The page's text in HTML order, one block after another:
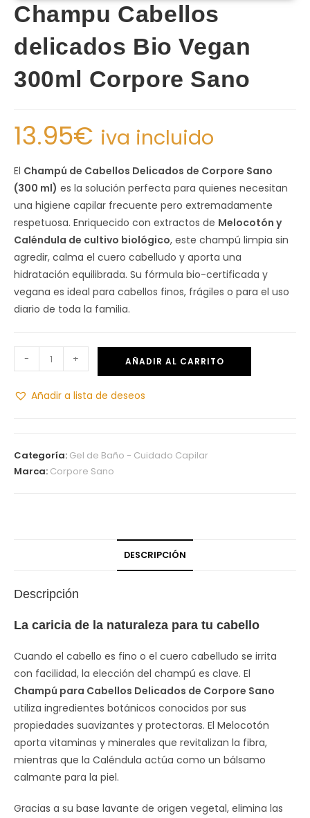
Champu Cabellos
delicados Bio Vegan
300ml Corpore Sano
13.95€ iva incluido
El Champú de Cabellos Delicados de Corpore Sano
(300 ml) es la solución perfecta para quienes necesitan
una higiene capilar frecuente pero extremadamente
respetuosa. Enriquecido con extractos de Melocotón y
Caléndula de cultivo biológico, este champú limpia sin
agredir, calma el cuero cabelludo y aporta una
hidratación equilibrada. Su fórmula bio-certificada y
vegana es ideal para cabellos finos, frágiles o para el uso
diario de toda la familia.
- + AÑADIR AL CARRITO
Añadir a lista de deseos
Categoría: Gel de Baño - Cuidado Capilar
Marca: Corpore Sano
DESCRIPCIÓN
Descripción
La caricia de la naturaleza para tu cabello
Cuando el cabello es fino o el cuero cabelludo se irrita
con facilidad, la elección del champú es clave. El
Champú para Cabellos Delicados de Corpore Sano
utiliza ingredientes botánicos conocidos por sus
propiedades suavizantes y protectoras. El Melocotón
aporta vitaminas y minerales que revitalizan la fibra,
mientras que la Caléndula actúa como un bálsamo
calmante para la piel.
Gracias a su base lavante de origen vegetal, elimina las